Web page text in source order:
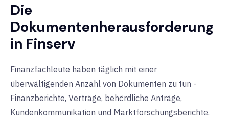
Die
Dokumentenherausforderung
in Finserv
Finanzfachleute haben täglich mit einer
überwältigenden Anzahl von Dokumenten zu tun -
Finanzberichte, Verträge, behördliche Anträge,
Kundenkommunikation und Marktforschungsberichte.